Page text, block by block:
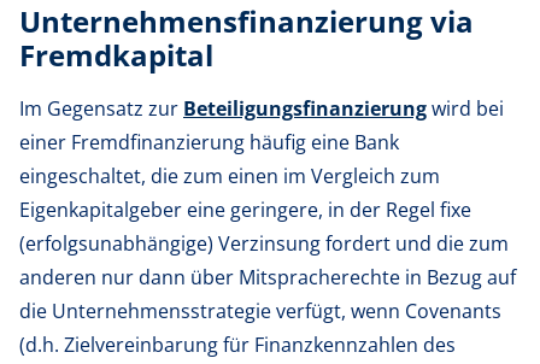
Unternehmensfinanzierung via
Fremdkapital
Im Gegensatz zur Beteiligungsfinanzierungwird bei
einer Fremdfinanzierung häufig eine Bank
eingeschaltet, die zum einen im Vergleich zum
Eigenkapitalgeber eine geringere, in der Regel fixe
(erfolgsunabhängige) Verzinsung fordert und die zum
anderen nur dann über Mitspracherechte in Bezug auf
die Unternehmensstrategie verfügt, wenn Covenants
(d.h. Zielvereinbarung für Finanzkennzahlen des